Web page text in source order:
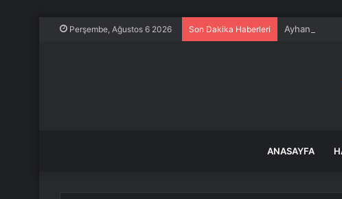
Perşembe, Ağustos 6 2026 Son Dakika Haberleri Ayhan
ANASAYFA